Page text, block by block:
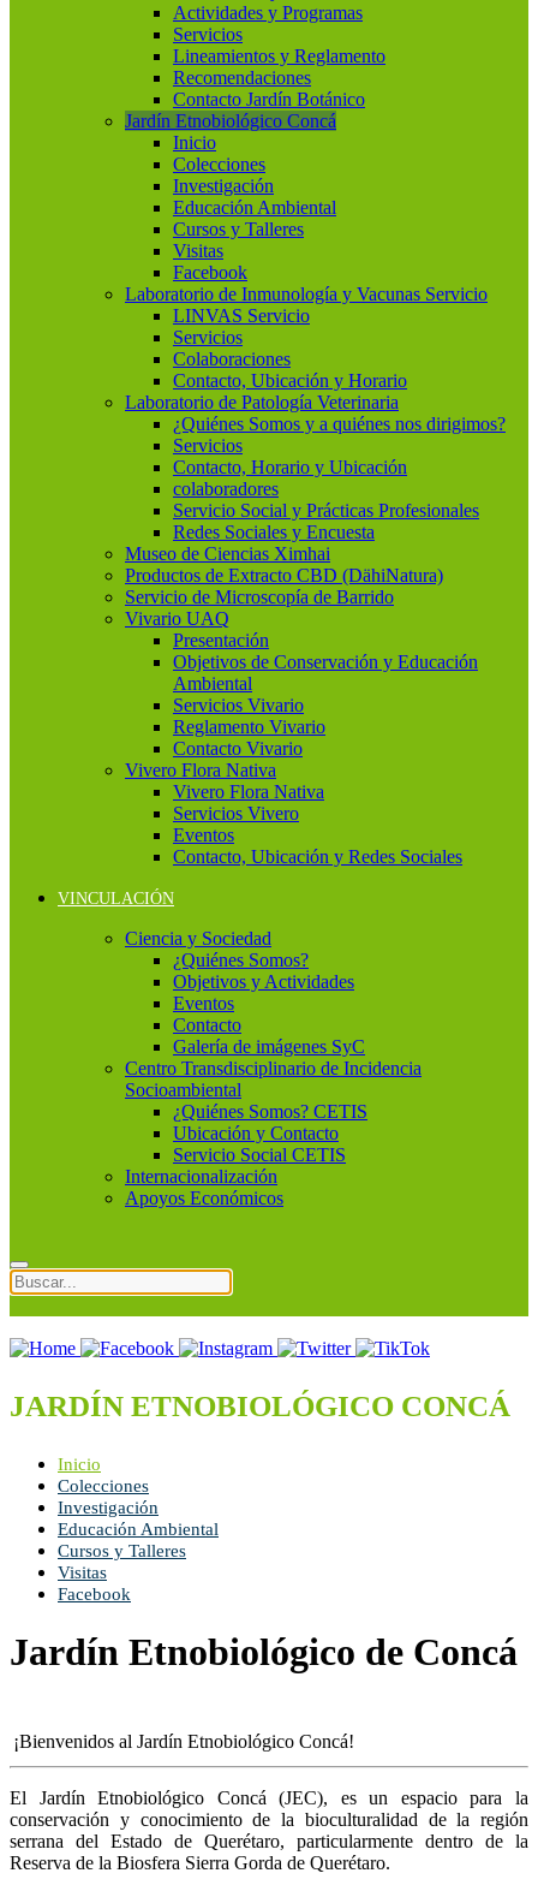
Actividades y Programas
Servicios
Lineamientos y Reglamento
Recomendaciones
Contacto Jardín Botánico
Jardín Etnobiológico Concá
Inicio
Colecciones
Investigación
Educación Ambiental
Cursos y Talleres
Visitas
Facebook
Laboratorio de Inmunología y Vacunas Servicio
LINVAS Servicio
Servicios
Colaboraciones
Contacto, Ubicación y Horario
Laboratorio de Patología Veterinaria
¿Quiénes Somos y a quiénes nos dirigimos?
Servicios
Contacto, Horario y Ubicación
colaboradores
Servicio Social y Prácticas Profesionales
Redes Sociales y Encuesta
Museo de Ciencias Ximhai
Productos de Extracto CBD (DähiNatura)
Servicio de Microscopía de Barrido
Vivario UAQ
Presentación
Objetivos de Conservación y Educación
Ambiental
Servicios Vivario
Reglamento Vivario
Contacto Vivario
Vivero Flora Nativa
Vivero Flora Nativa
Servicios Vivero
Eventos
Contacto, Ubicación y Redes Sociales
VINCULACIÓN
Ciencia y Sociedad
¿Quiénes Somos?
Objetivos y Actividades
Eventos
Contacto
Galería de imágenes SyC
Centro Transdisciplinario de Incidencia
Socioambiental
¿Quiénes Somos? CETIS
Ubicación y Contacto
Servicio Social CETIS
Internacionalización
Apoyos Económicos
JARDÍN ETNOBIOLÓGICO CONCÁ
Inicio
Colecciones
Investigación
Educación Ambiental
Cursos y Talleres
Visitas
Facebook
Jardín Etnobiológico de Concá
¡Bienvenidos al Jardín Etnobiológico Concá!
El Jardín Etnobiológico Concá (JEC), es un espacio para la
conservación y conocimiento de la bioculturalidad de la región
serrana del Estado de Querétaro, particularmente dentro de la
Reserva de la Biosfera Sierra Gorda de Querétaro.